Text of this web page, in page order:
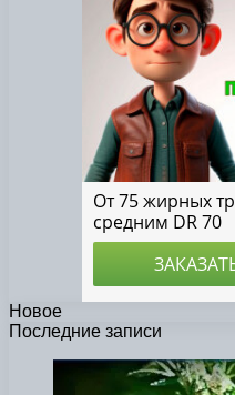
Новое
Последние записи